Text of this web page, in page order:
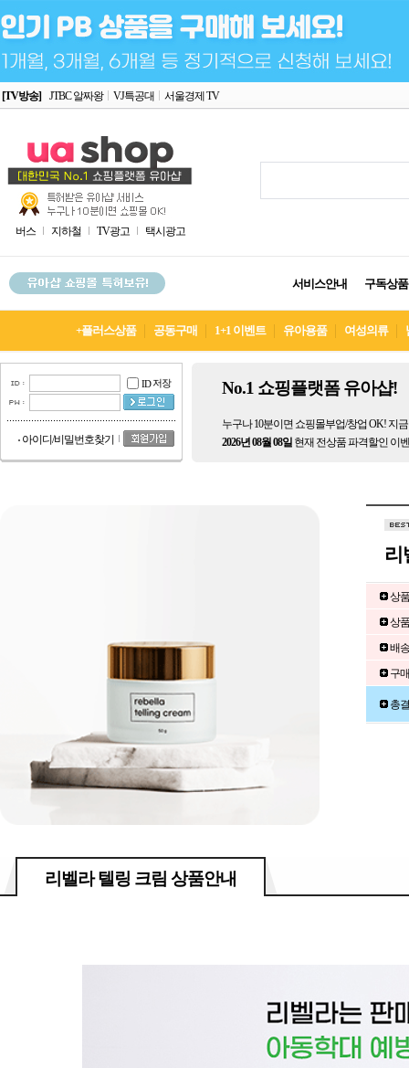
[TV방송] JTBC 알짜왕 VJ특공대 서울경제 TV
버스 지하철 TV광고 택시광고
서비스안내 구독상
+플러스상품 공동구매 1+1 이벤트 유아용품 여성의류
ID 저장
아이디/비밀번호찾기
No.1 쇼핑플랫폼 유아샵!
누구나 10분이면 쇼핑몰부업/창업 OK! 지
2026년 08월 08일 현재 전상품 파격할인 이
리
상
상
배
구
총
리벨라 텔링 크림 상품안내